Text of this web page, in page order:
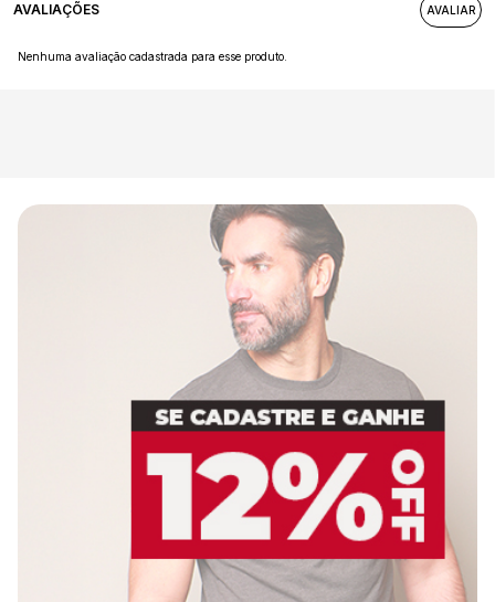
AVALIAÇÕES
Nenhuma avaliação cadastrada para esse produto.